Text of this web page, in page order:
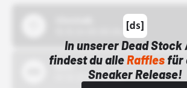
In unserer Dead Stock
findest du alleRafflesfür
Sneaker Release!
Bstn
01.10.22 00:00 Uhr